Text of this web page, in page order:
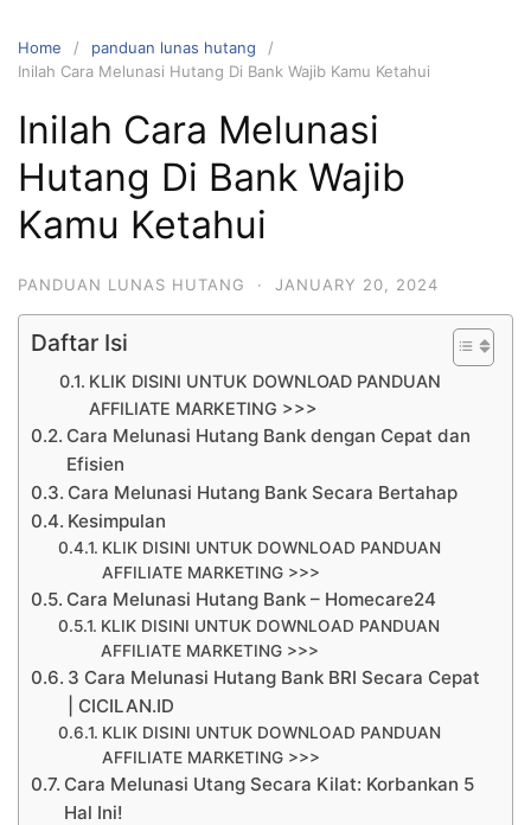
Home
panduan lunas hutang
Inilah Cara Melunasi Hutang Di Bank Wajib Kamu Ketahui
Inilah Cara Melunasi
Hutang Di Bank Wajib
Kamu Ketahui
PANDUAN LUNAS HUTANG · JANUARY 20, 2024
Daftar Isi
KLIK DISINI UNTUK DOWNLOAD PANDUAN
AFFILIATE MARKETING >>>
Cara Melunasi Hutang Bank dengan Cepat dan
Efisien
Cara Melunasi Hutang Bank Secara Bertahap
Kesimpulan
KLIK DISINI UNTUK DOWNLOAD PANDUAN
AFFILIATE MARKETING >>>
Cara Melunasi Hutang Bank – Homecare24
KLIK DISINI UNTUK DOWNLOAD PANDUAN
AFFILIATE MARKETING >>>
3 Cara Melunasi Hutang Bank BRI Secara Cepat
| CICILAN.ID
KLIK DISINI UNTUK DOWNLOAD PANDUAN
AFFILIATE MARKETING >>>
Cara Melunasi Utang Secara Kilat: Korbankan 5
Hal Ini!